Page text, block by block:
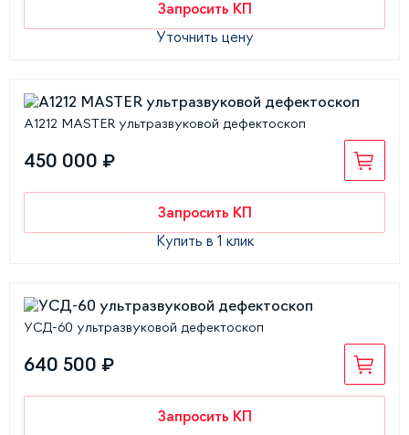
Запросить КП
Уточнить цену
А1212 MASTER ультразвуковой дефектоскоп
450 000 ₽
Запросить КП
Купить в 1 клик
УСД-60 ультразвуковой дефектоскоп
640 500 ₽
Запросить КП